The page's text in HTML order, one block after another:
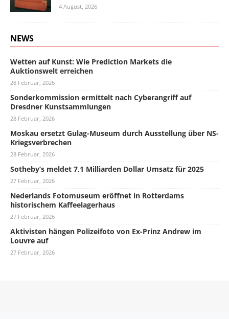
4 August, 2026
NEWS
Wetten auf Kunst: Wie Prediction Markets die
Auktionswelt erreichen
28 Februar, 2026
Sonderkommission ermittelt nach Cyberangriff auf
Dresdner Kunstsammlungen
28 Februar, 2026
Moskau ersetzt Gulag-Museum durch Ausstellung über NS-
Kriegsverbrechen
28 Februar, 2026
Sotheby’s meldet 7,1 Milliarden Dollar Umsatz für 2025
27 Februar, 2026
Nederlands Fotomuseum eröffnet in Rotterdams
historischem Kaffeelagerhaus
27 Februar, 2026
Aktivisten hängen Polizeifoto von Ex-Prinz Andrew im
Louvre auf
27 Februar, 2026